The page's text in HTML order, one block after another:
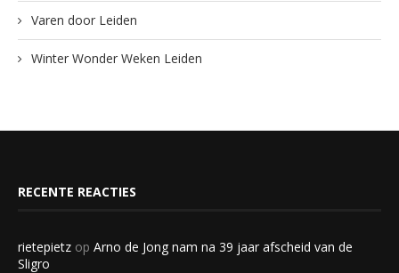
Varen door Leiden
Winter Wonder Weken Leiden
RECENTE REACTIES
rietepietz op Arno de Jong nam na 39 jaar afscheid van de
Sligro